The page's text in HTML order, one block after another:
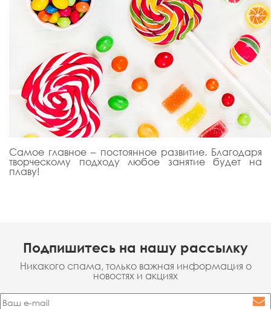
Самое главное – постоянное развитие. Благодаря
творческому подходу любое занятие будет на
плаву!
Подпишитесь на нашу рассылку
Никакого спама, только важная информация о
новостях и акциях